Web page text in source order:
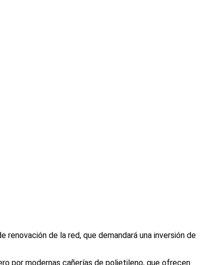
renovación de la red, que demandará una inversión de
por modernas cañerías de polietileno, que ofrecen